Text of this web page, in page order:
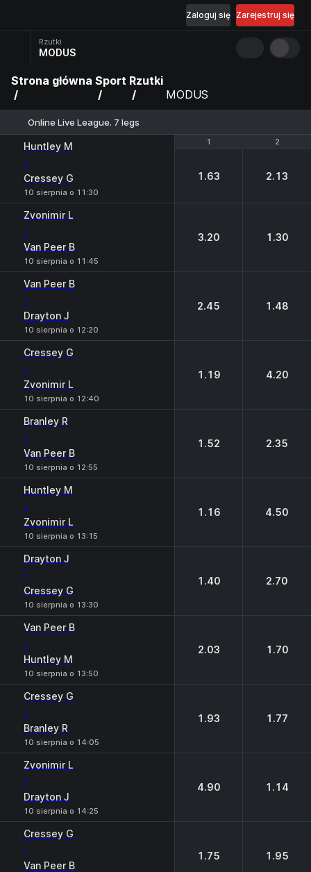
Zarejestruj się
Zaloguj się
Rzutki
MODUS
Strona główna Sport Rzutki
MODUS
Online Live League. 7 legs
1 2
Huntley М
-
Cressey G
10 sierpnia o 11:30
1 2
1.63 2.13
Zvonimir L
-
Van Peer B
10 sierpnia o 11:45
3.20 1.30
Van Peer B
-
Drayton J
10 sierpnia o 12:20
2.45 1.48
Cressey G
-
Zvonimir L
10 sierpnia o 12:40
1.19 4.20
Branley R
-
Van Peer B
10 sierpnia o 12:55
1.52 2.35
Huntley М
-
Zvonimir L
10 sierpnia o 13:15
1.16 4.50
Drayton J
-
Cressey G
10 sierpnia o 13:30
1.40 2.70
Van Peer B
-
Huntley М
10 sierpnia o 13:50
2.03 1.70
Cressey G
-
Branley R
10 sierpnia o 14:05
1.93 1.77
Zvonimir L
-
Drayton J
10 sierpnia o 14:25
4.90 1.14
Cressey G
-
Van Peer B
1.75 1.95